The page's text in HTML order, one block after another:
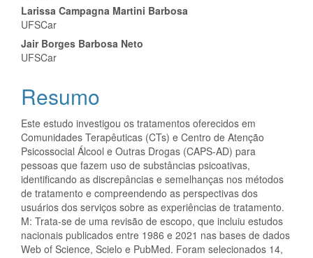
Larissa Campagna Martini Barbosa
UFSCar
Jair Borges Barbosa Neto
UFSCar
Resumo
Este estudo investigou os tratamentos oferecidos em
Comunidades Terapêuticas (CTs) e Centro de Atenção
Psicossocial Álcool e Outras Drogas (CAPS-AD) para
pessoas que fazem uso de substâncias psicoativas,
identificando as discrepâncias e semelhanças nos métodos
de tratamento e compreendendo as perspectivas dos
usuários dos serviços sobre as experiências de tratamento.
M: Trata-se de uma revisão de escopo, que incluiu estudos
nacionais publicados entre 1986 e 2021 nas bases de dados
Web of Science, Scielo e PubMed. Foram selecionados 14,